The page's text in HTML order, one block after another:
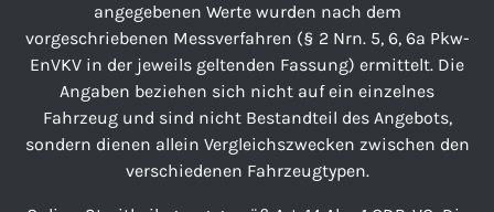
angegebenen Werte wurden nach dem
vorgeschriebenen Messverfahren (§ 2 Nrn. 5, 6, 6a Pkw-
EnVKV in der jeweils geltenden Fassung) ermittelt. Die
Angaben beziehen sich nicht auf ein einzelnes
Fahrzeug und sind nicht Bestandteil des Angebots,
sondern dienen allein Vergleichszwecken zwischen den
verschiedenen Fahrzeugtypen.